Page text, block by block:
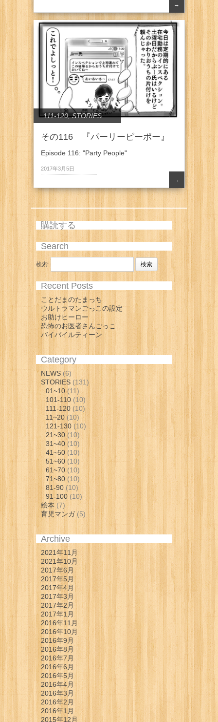
→
111-120,STORIES
その116 『パーリーピーポー』
Episode 116: "Party People"
2017年3月5日
→
購読する
Search
検索:
Recent Posts
ことだまのたまっち
ウルトラマンごっこの設定
お助けヒーロー
恐怖のお医者さんごっこ
バイバイルティーン
Category
NEWS(6)
STORIES (131)
01~10(11)
101-110(10)
111-120(10)
11~20(10)
121-130(10)
21~30 (10)
31~40(10)
41~50 (10)
51~60(10)
61~70(10)
71~80(10)
81-90(10)
91-100(10)
絵本(7)
育児マンガ(5)
Archive
2021年11月
2021年10月
2017年6月
2017年5月
2017年4月
2017年3月
2017年2月
2017年1月
2016年11月
2016年10月
2016年9月
2016年8月
2016年7月
2016年6月
2016年5月
2016年4月
2016年3月
2016年2月
2016年1月
2015年12月